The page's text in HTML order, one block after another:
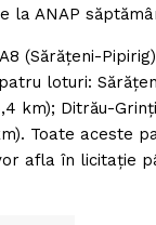
la ANAP
(Sărăţeni-
loturi:
km); Ditrău-
Toate aceste
afla în licitaţie